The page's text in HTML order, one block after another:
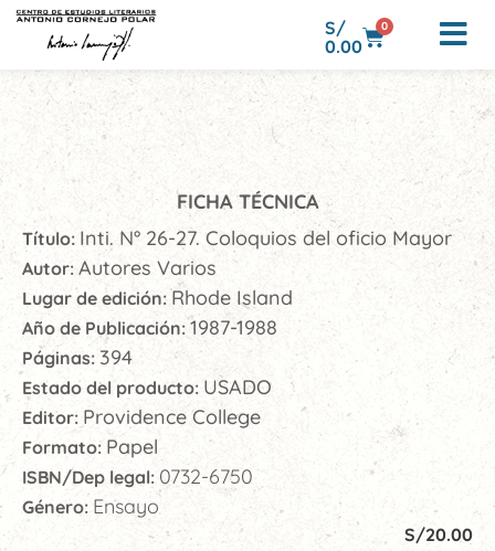
S/
0.00
0
FICHA TÉCNICA
Título: Inti. N° 26-27. Coloquios del oficio Mayor
Autor: Autores Varios
Lugar de edición: Rhode Island
Año de Publicación: 1987-1988
Páginas: 394
Estado del producto: USADO
Editor: Providence College
Formato: Papel
ISBN/Dep legal: 0732-6750
Género: Ensayo
S/20.00